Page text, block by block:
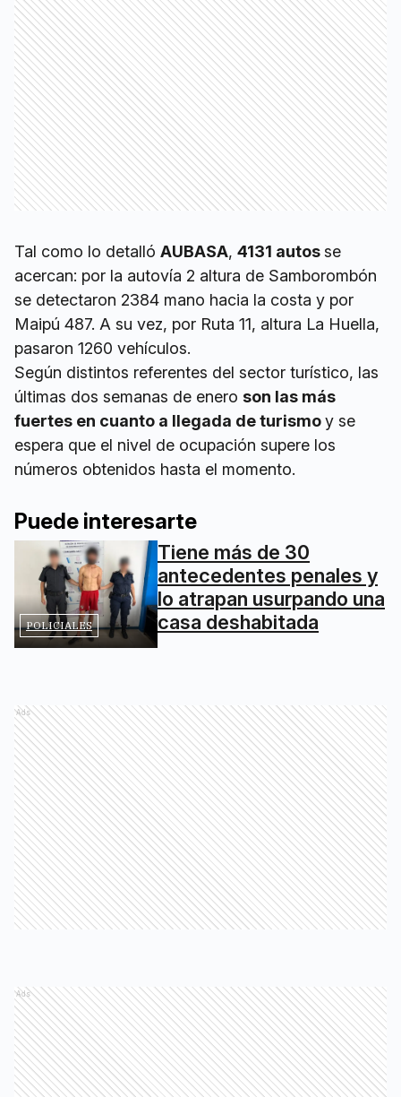
Tal como lo detalló AUBASA, 4131 autosse
acercan: por la autovía 2 altura de Samborombón
se detectaron 2384 mano hacia la costa y por
Maipú 487. A su vez, por Ruta 11, altura La Huella,
pasaron 1260 vehículos.
Según distintos referentes del sector turístico, las
últimas dos semanas de enero son las más
fuertes en cuanto a llegada de turismoy se
espera que el nivel de ocupación supere los
números obtenidos hasta el momento.
Puede interesarte
POLICIALES
Tiene más de 30
antecedentes penales y
lo atrapan usurpando una
casa deshabitada
Ads
Ads